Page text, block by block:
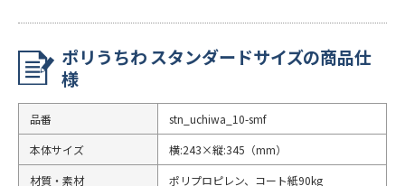
ポリうちわ スタンダードサイズの商品仕
様
品番
stn_uchiwa_10-smf
本体サイズ
横:243×縦:345（mm）
材質・素材
ポリプロピレン、コート紙90kg